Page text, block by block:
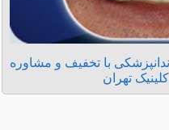
با تخفیف و مشاوره
تهران